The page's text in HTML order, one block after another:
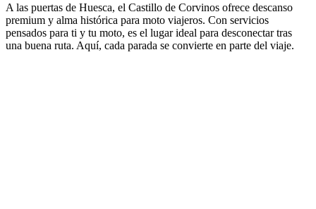
A las puertas de Huesca, el Castillo de Corvinos ofrece descanso
premium y alma histórica para moto viajeros. Con servicios
pensados para ti y tu moto, es el lugar ideal para desconectar tras
una buena ruta. Aquí, cada parada se convierte en parte del viaje.